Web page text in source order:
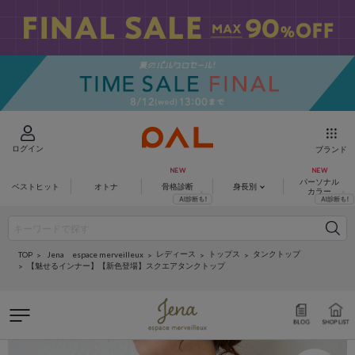
ログイン ブランド
ベストヒット オトナ 骨格診断 身長別
パーソナル
カラー
TOP Jena espace merveilleux レディース トップス
タンクトップ
【魅せるインナー】【新色登場】スクエアタンクトップ